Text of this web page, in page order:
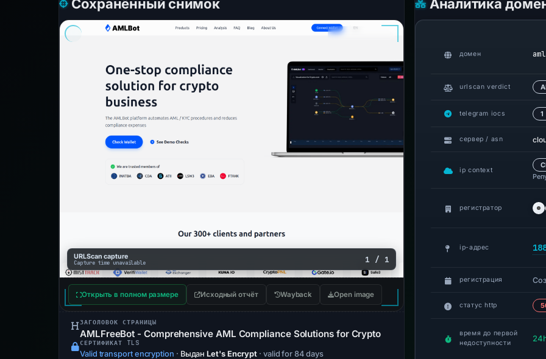
Сохранённый снимок
URLScan capture
Capture time unavailable 1 / 1
Открыть в полном размере Исходный отчёт Wayback Open image
ЗАГОЛОВОК СТРАНИЦЫ
AMLFreeBot - Comprehensive AML Compliance Solutions for Crypto
СЕРТИФИКАТ TLS
Valid transport encryption · ВыданLet's Encrypt · valid for 84 days
Аналитика
домен
urlscan verdict
telegram iocs 1
сервер / asn
ip context
регистратор
ip-адрес
регистрация
статус http
время до первой
недоступности